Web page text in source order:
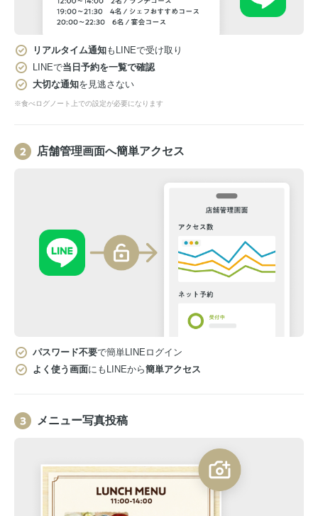
リアルタイム通知もLINEで受け取り
LINEで当日予約を一覧で確認
大切な通知を見逃さない
※食べログノート上での設定が必要になります
店舗管理画面へ簡単アクセス
パスワード不要で簡単LINEログイン
よく使う画面にもLINEから簡単アクセス
メニュー写真投稿